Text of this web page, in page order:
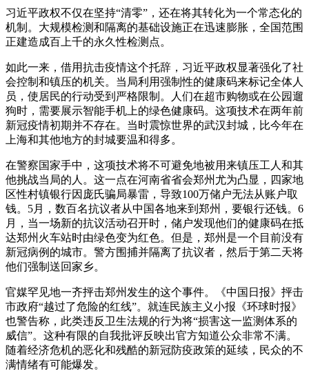
习近平政权不仅在坚持“清零”，还在将其转化为一个常态化的
机制。大规模检测和隔离的基础设施正在迅速膨胀，全国范围
正建造成百上千的永久性检测点。
如此一来，借用抗击疫情这个托辞，习近平政权显著强化了社
会控制和镇压的机关。当局利用强制性的健康码来标记全体人
员，使居民的行动受到严格限制。人们在超市购物或在公园遛
狗时，需要展示智能手机上的绿色健康码。这项技术在两年前
新冠疫情初期并不存在。当时震惊世界的武汉封城，比今年在
上海和其他地方的封城要温和得多。
在警察国家手中，这项技术将不可避免地被用来镇压工人和其
他挑战当局的人。这一点在河南省省会郑州尤为凸显，四家地
区性村镇银行因庞氏骗局暴雷，导致100万储户无法从账户取
钱。5月，数百名抗议者从中国各地来到郑州，要银行还钱。6
月，当一场新的抗议活动召开时，储户发现他们的健康码在抵
达郑州火车站时由绿色变为红色。但是，郑州是一个目前没有
新冠病例的城市。警方围捕并隔离了抗议者，然后于第二天将
他们强制送回家乡。
官媒罕见地一齐抨击郑州发生的这个事件。《中国日报》抨击
市政府“越过了危险的红线”。就连民族主义小报《环球时报》
也警告称，此类违反卫生法规的行为将“损害这一监测体系的
威信”。这种有限的自我批评反映出官方知道公众非常不满。
随着经济危机的恶化和残酷的新冠防疫政策的延续，民众的不
满情绪有可能爆发。